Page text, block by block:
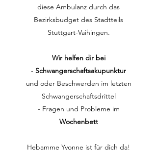
diese Ambulanz durch das
Bezirksbudget des Stadtteils
Stuttgart-Vaihingen.
Wir helfen dir bei
- Schwangerschaftsakupunktur
und oder Beschwerden im letzten
Schwangerschaftsdrittel
- Fragen und Probleme im
Wochenbett
Hebamme Yvonne ist für dich da!